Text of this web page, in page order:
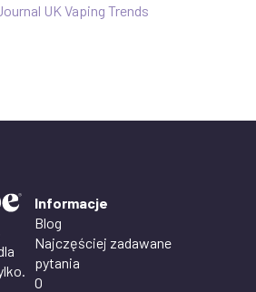
UK Vaping Trends
Informacje
Blog
Najczęściej zadawane
pytania
O